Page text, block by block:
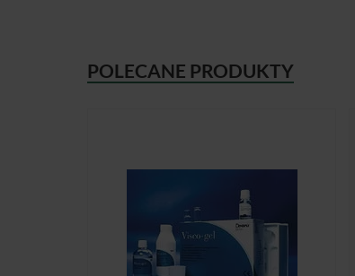
POLECANE PRODUKTY